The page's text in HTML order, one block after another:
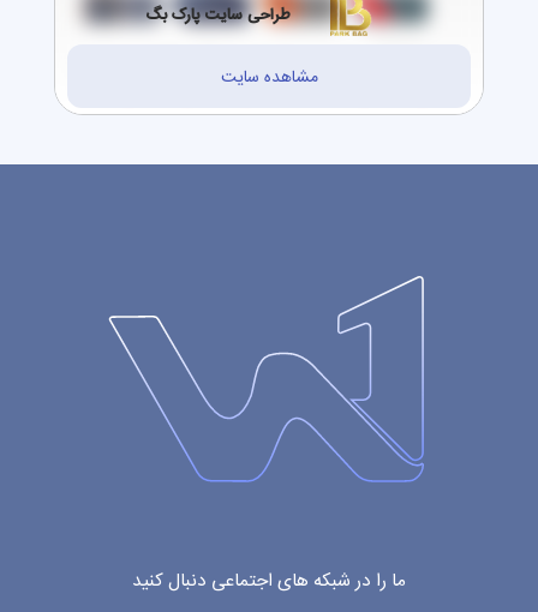
طراحی سایت پارک بگ
مشاهده سایت
ما را در شبکه های اجتماعی دنبال کنید